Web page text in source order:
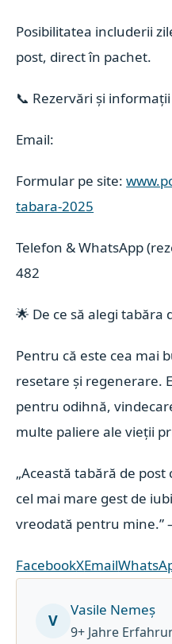
Posibilitatea includerii
post, direct în pachet.
📞 Rezervări și informații
Email:
Formular pe site:
tabara-2025
Telefon & WhatsApp
482
🌟 De ce să alegi tabăra
Pentru că este cea mai
resetare și regenerare.
pentru odihnă,
multe paliere ale vieții
„Această tabără de post
cel mai mare gest de
vreodată pentru mine.”
FacebookXEmail
V
Vasile Nemeș
9+ Jahre